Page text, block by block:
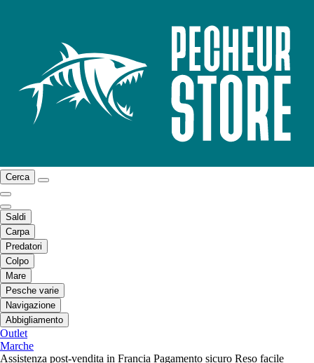
Cerca
Saldi
Carpa
Predatori
Colpo
Mare
Pesche varie
Navigazione
Abbigliamento
Outlet
Marche
Assistenza post-vendita in Francia Pagamento sicuro Reso facile